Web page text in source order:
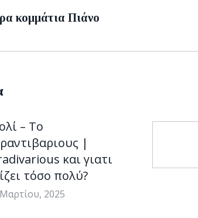
κομμάτια Πιάνο
– To
|
και γιατι
τόσο πολύ?
2025